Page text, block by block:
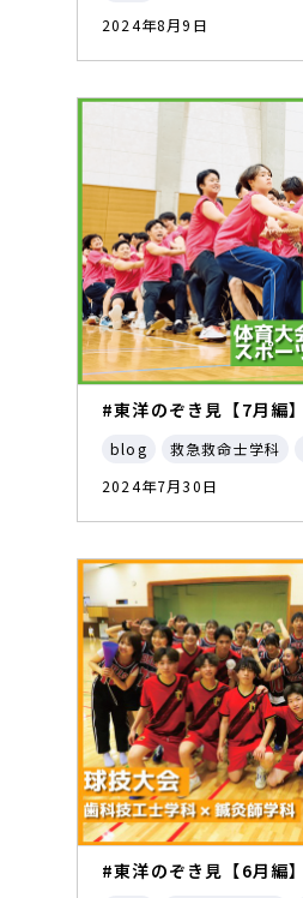
2024年8月9日
#東洋のぞき見【7月編】
blog 救急救命士学科
2024年7月30日
#東洋のぞき見【6月編】